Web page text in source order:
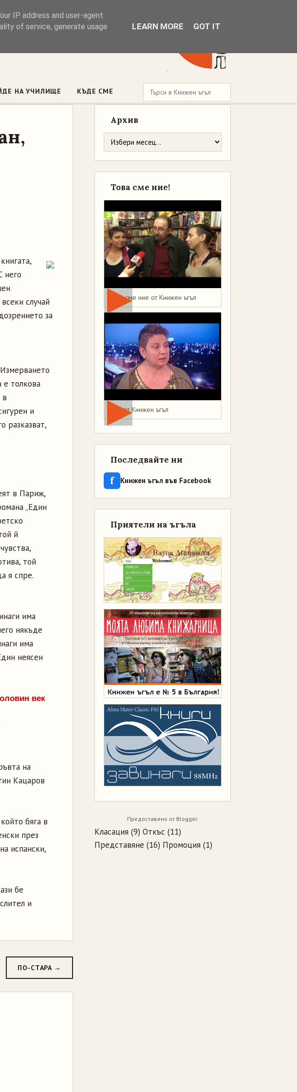
НА УЧИЛИЩЕ КЪДЕ СМЕ
него
случай
за
е толкова
в
и
разказват,
в Париж,
„Един
й
той
я спре.
има
някъде
има
неясен
век
на
Кацаров
бяга в
през
испански,
бе
и
ПО-СТАРА →
Архив
Това сме ние!
Това сме ние от Книжен ъгъл
Мая от Книжен ъгъл
Последвайте ни
f Книжен ъгъл във Facebook
Приятели на ъгъла
Предоставено от Blogger.
Класация (9) Откъс (11)
Представяне (16) Промоция (1)
IP address and user-agent
of service, generate usage
LEARN MORE GOT IT